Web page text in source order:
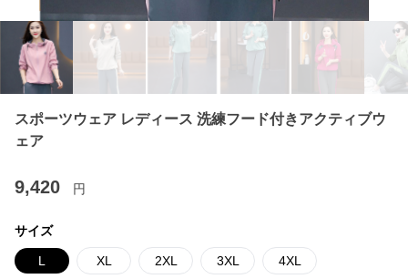
スポーツウェア レディース 洗練フード付きアクティブウ
ェア
9,420 円
サイズ
L XL 2XL 3XL 4XL